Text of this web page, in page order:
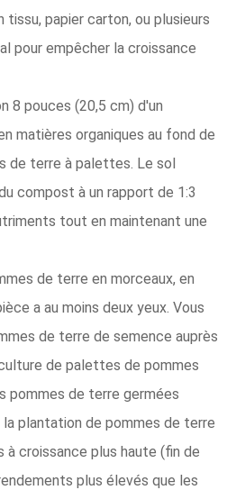
tissu, papier carton, ou plusieurs
pour empêcher la croissance
8 pouces (20,5 cm) d'un
matières organiques au fond de
de terre à palettes. Le sol
compost à un rapport de 1:3
tout en maintenant une
de terre en morceaux, en
a au moins deux yeux. Vous
de terre de semence auprès
de palettes de pommes
pommes de terre germées
plantation de pommes de terre
croissance plus haute (fin de
plus élevés que les